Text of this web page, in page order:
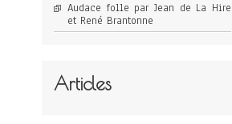
Audace folle par Jean de La Hire
et René Brantonne
Articles